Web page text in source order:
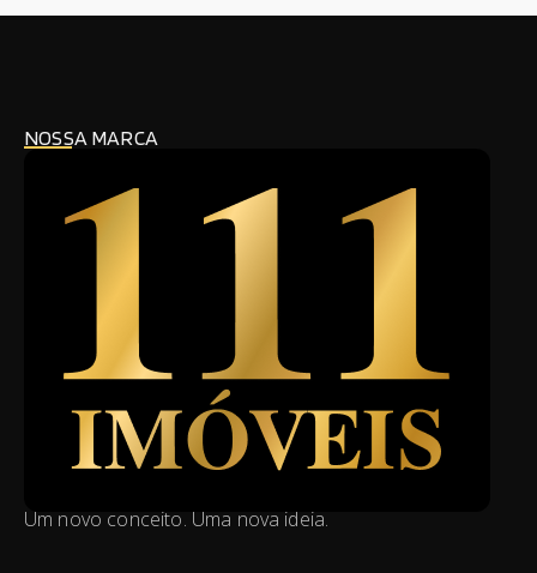
NOSSA MARCA
Um novo conceito. Uma nova ideia.